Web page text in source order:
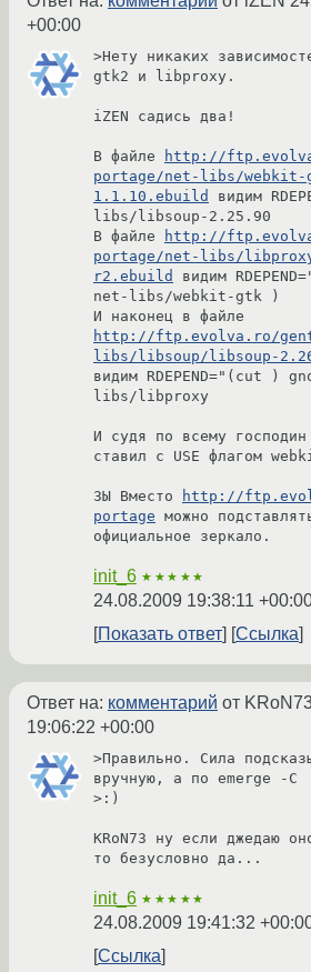
+00:00
>Нету никаких
gtk2 и libproxy.
iZEN садись два!
В файле
http://
portage/net-libs/
1.1.10.ebuild
видим
libs/libsoup-2.25.90
В файле
http://
portage/net-libs/
r2.ebuild
видим
net-libs/webkit-gtk )
http://ftp.evolva.ro/
libs/libsoup/libsoup-
видим RDEPEND="(cut )
libs/libproxy
И судя по всему
ставил с USE флагом
ЗЫ Вместо
http://
portage можно
официальное зеркало.
init_6 ★★★★★
24.08.2009 19:38:11
Показать ответ
Ссылка
Ответ на: комментарий от
19:06:22 +00:00
>Правильно. Сила
вручную, а по emerge -C
>:)
KRoN73 ну если джедаю
то безусловно да...
init_6 ★★★★★
24.08.2009 19:41:32
Ссылка